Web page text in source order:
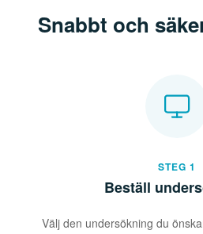
Snabbt och
STEG 1
Beställ
Välj den undersökning du